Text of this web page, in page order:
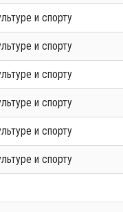
и спорту
и спорту
и спорту
и спорту
и спорту
и спорту